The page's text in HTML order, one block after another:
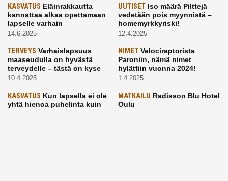
KASVATUS Eläinrakkautta
kannattaa alkaa opettamaan
lapselle varhain
14.6.2025
UUTISETIso määrä Pilttejä
vedetään pois myynnistä –
homemyrkkyriski!
12.4.2025
TERVEYS Varhaislapsuus
maaseudulla on hyvästä
terveydelle – tästä on kyse
10.4.2025
NIMETVelociraptorista
Paroniin, nämä nimet
hylättiin vuonna 2024!
1.4.2025
KASVATUS Kun lapsella ei ole
yhtä hienoa puhelinta kuin
MATKAILU Radisson Blu Hotel
Oulu